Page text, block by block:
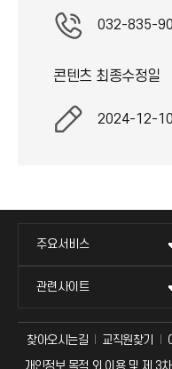
032-835-
콘텐츠 최종수정일
2024-12-10
주요서비스
관련사이트
찾아오시는길 교직원찾기
개인정보 목적 외 이용 및 제 3